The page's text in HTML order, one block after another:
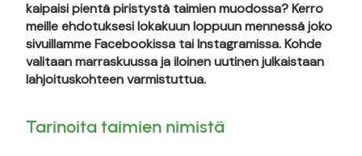
kaipaisi pientä piristystä taimien muodossa? Kerro
meille ehdotuksesi lokakuun loppuun mennessä joko
sivuillamme Facebookissa tai Instagramissa. Kohde
valitaan marraskuussa ja iloinen uutinen julkaistaan
lahjoituskohteen varmistuttua.
Tarinoita taimien nimistä